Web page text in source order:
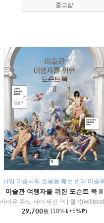
서양 미술사의 흐름을 꿰는 반려 미술
미술관 여행자를 위한 도슨트 북 II
카미유 주노 저/이세진 역
윌북
29,700원 (10% +5% )
중고샵